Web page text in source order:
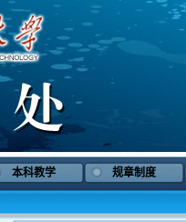
本科教学 规章制度